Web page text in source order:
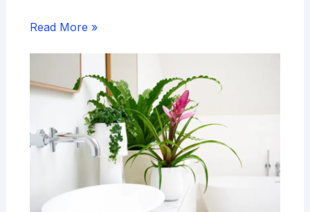
Read More »